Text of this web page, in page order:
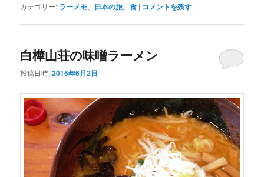
カテゴリー: ラーメモ 日本の旅 、食 | コメントを残す
白樺山荘の味噌ラーメン
投稿日時:2015年6月2日